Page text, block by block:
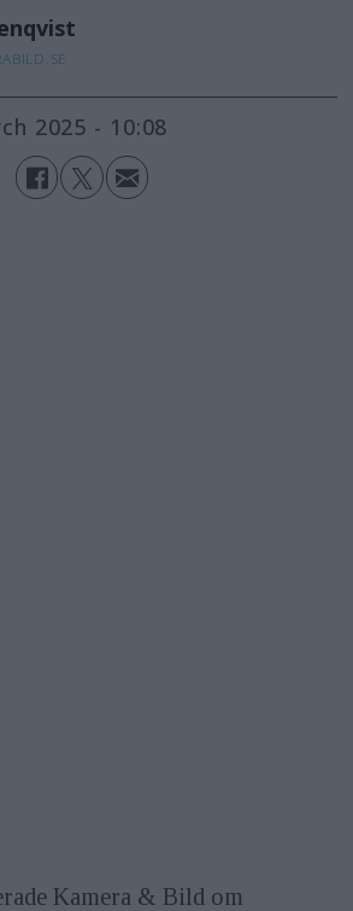
2025 - 10:08
Kamera & Bild om